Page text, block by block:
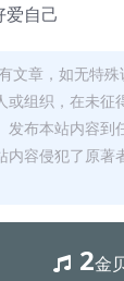
爱自己
文章，如无特
或组织，在未征
发布本站内容到
内容侵犯了原著
2金